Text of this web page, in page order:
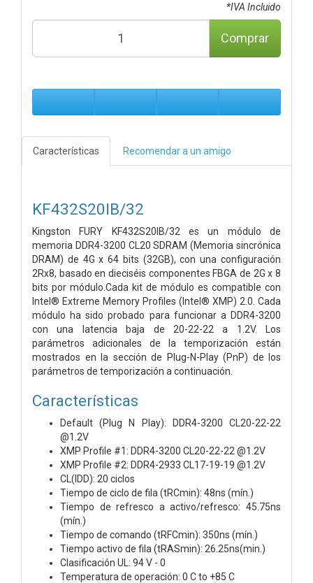
*IVA Incluido
Comprar
Características Recomendar a un amigo
KF432S20IB/32
Kingston FURY KF432S20IB/32 es un módulo de
memoria DDR4-3200 CL20 SDRAM (Memoria sincrónica
DRAM) de 4G x 64 bits (32GB), con una configuración
2Rx8, basado en dieciséis componentes FBGA de 2G x 8
bits por módulo. Cada kit de módulo es compatible con
Intel® Extreme Memory Profiles (Intel® XMP) 2.0. Cada
módulo ha sido probado para funcionar a DDR4-3200
con una latencia baja de 20-22-22 a 1.2V. Los
parámetros adicionales de la temporización están
mostrados en la sección de Plug-N-Play (PnP) de los
parámetros de temporización a continuación.
Características
Default (Plug N Play): DDR4-3200 CL20-22-22
@1.2V
XMP Profile #1: DDR4-3200 CL20-22-22 @1.2V
XMP Profile #2: DDR4-2933 CL17-19-19 @1.2V
CL(IDD): 20 ciclos
Tiempo de ciclo de fila (tRCmin): 48ns (mín.)
Tiempo de refresco a activo/refresco: 45.75ns
(mín.)
Tiempo de comando (tRFCmin): 350ns (mín.)
Tiempo activo de fila (tRASmin): 26.25ns(min.)
Clasificación UL: 94 V - 0
Temperatura de operación: 0 C to +85 C